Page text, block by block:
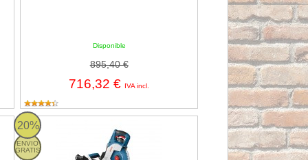
Disponible
895,40 €
716,32 € IVA incl.
de corte a inglete y a bisel 2000W
20%
ENVIO
GRATIS
Ingletadora telescópica Bosch GCM 8 SDE Professional -